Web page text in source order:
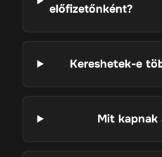
előfizetőnként?
Kereshetek-e
Mit kapnak